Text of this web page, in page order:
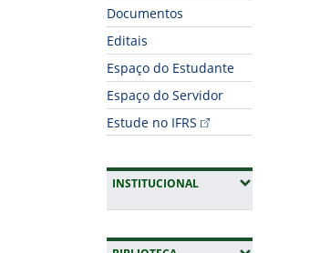
Documentos
Editais
Espaço do Estudante
Espaço do Servidor
Estude no IFRS
INSTITUCIONAL(EXPANDIR SUBMENUS)